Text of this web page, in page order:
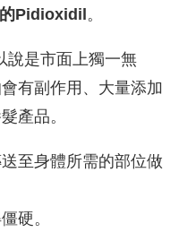
Pidioxidil。
說是市面上獨一無
有副作用、大量添加
產品。
至身體所需的部位做
硬。